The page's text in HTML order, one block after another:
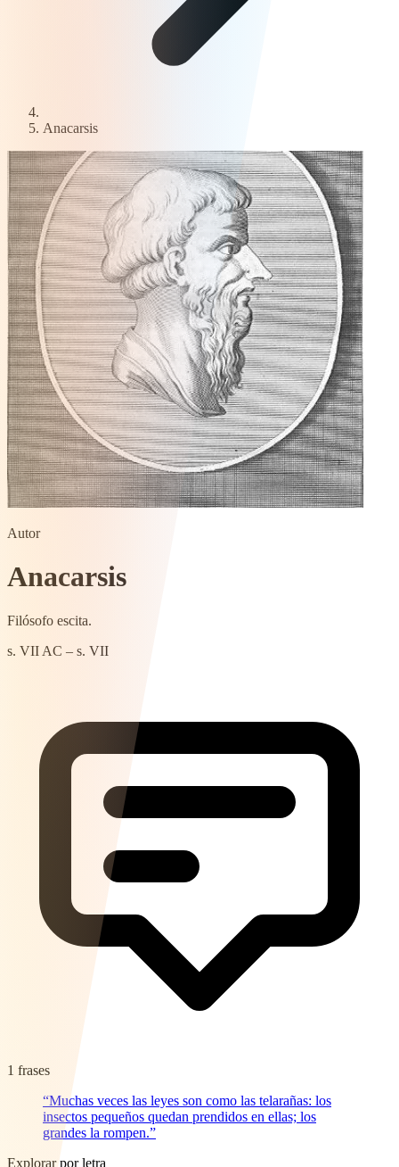
Anacarsis
Autor
Anacarsis
Filósofo escita.
s. VII AC – s. VII
1 frases
“Muchas veces las leyes son como las telarañas: los
insectos pequeños quedan prendidos en ellas; los
grandes la rompen.”
Explorar por letra